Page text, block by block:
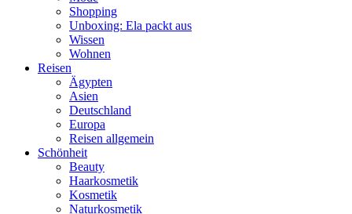
Shopping
Unboxing: Ela packt aus
Wissen
Wohnen
Reisen
Ägypten
Asien
Deutschland
Europa
Reisen allgemein
Schönheit
Beauty
Haarkosmetik
Kosmetik
Naturkosmetik